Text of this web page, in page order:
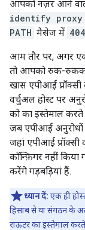
आपको नज़र आने
identify proxy
PATH मैसेज में 404
आम तौर पर, अगर
तो आपको रुक-
खास एपीआई
वर्चुअल होस्ट पर
को का इस्तेमाल करते
जब एपीआई अनुरोधों
जहां एपीआई
कॉन्फ़िगर नहीं किया
करेंगे गड़बड़ियां हैं.
ध्यान दें: एक ही
हिसाब से या संगठन के
राऊटर का इस्तेमाल